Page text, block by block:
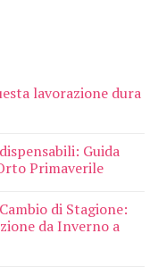
lavorazione dura
Guida
Primaverile
di Stagione:
da Inverno a